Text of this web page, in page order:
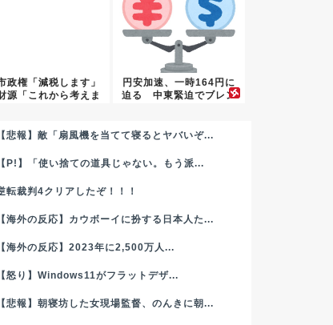
政権「減税します」
源「これから考えま
円安加速、一時164円に
迫る 中東緊迫でブレン
【悲報】敵「扇風機を当てて寝るとヤバいぞ...
【P!】「使い捨ての道具じゃない。もう派...
転裁判4クリアしたぞ！！！
【海外の反応】カウボーイに扮する日本人た...
【海外の反応】2023年に2,500万人...
【怒り】Windows11がフラットデザ...
【悲報】朝寝坊した女現場監督、のんきに朝...